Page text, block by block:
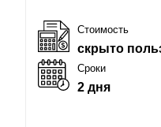
Стоимость
скрыто
Сроки
2 дня